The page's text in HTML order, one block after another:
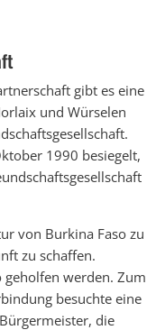
gibt es eine
und Würselen
1990 besiegelt,
von Burkina Faso zu
zu schaffen.
geholfen werden. Zum
besuchte eine
die